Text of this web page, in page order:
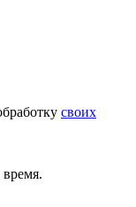
своих